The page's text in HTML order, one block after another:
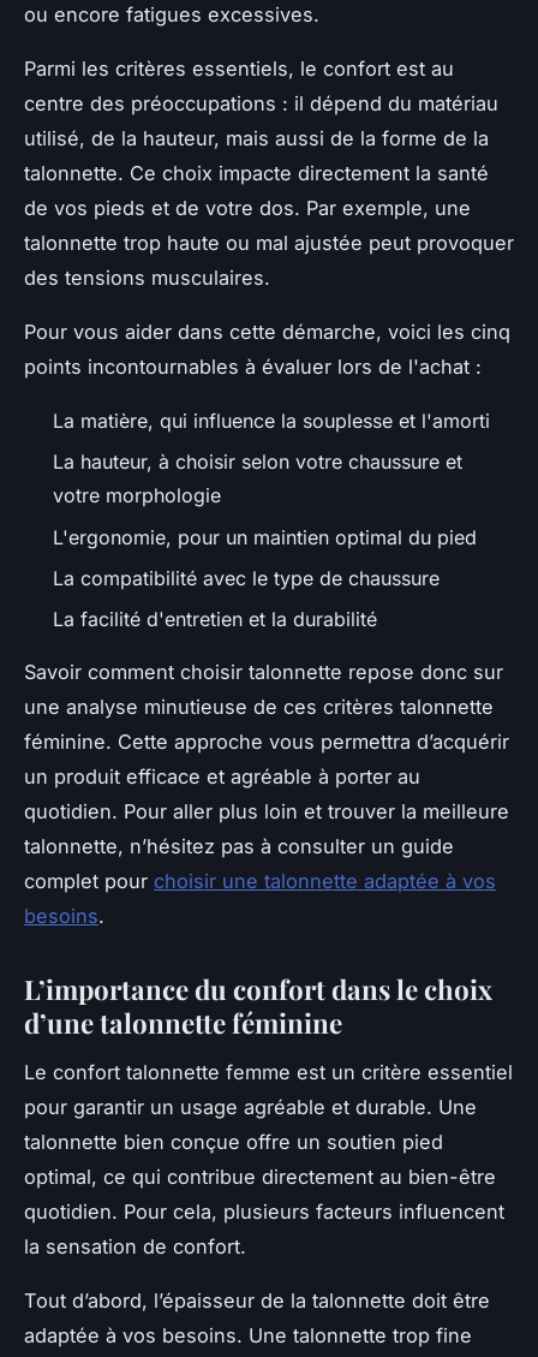
ou encore fatigues excessives.
Parmi les critères essentiels, le confort est au
centre des préoccupations : il dépend du matériau
utilisé, de la hauteur, mais aussi de la forme de la
talonnette. Ce choix impacte directement la santé
de vos pieds et de votre dos. Par exemple, une
talonnette trop haute ou mal ajustée peut provoquer
des tensions musculaires.
Pour vous aider dans cette démarche, voici les cinq
points incontournables à évaluer lors de l'achat :
La matière, qui influence la souplesse et l'amorti
La hauteur, à choisir selon votre chaussure et
votre morphologie
L'ergonomie, pour un maintien optimal du pied
La compatibilité avec le type de chaussure
La facilité d'entretien et la durabilité
Savoir comment choisir talonnette repose donc sur
une analyse minutieuse de ces critères talonnette
féminine. Cette approche vous permettra d’acquérir
un produit efficace et agréable à porter au
quotidien. Pour aller plus loin et trouver la meilleure
talonnette, n’hésitez pas à consulter un guide
complet pour choisir une talonnette adaptée à vos
besoins.
L’importance du confort dans le choix
d’une talonnette féminine
Le confort talonnette femme est un critère essentiel
pour garantir un usage agréable et durable. Une
talonnette bien conçue offre un soutien pied
optimal, ce qui contribue directement au bien-être
quotidien. Pour cela, plusieurs facteurs influencent
la sensation de confort.
Tout d’abord, l’épaisseur de la talonnette doit être
adaptée à vos besoins. Une talonnette trop fine